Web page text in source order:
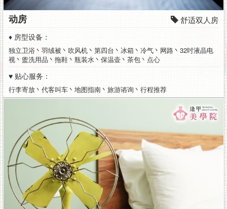
动房 舒适双人房
♦ 房型设备：
独立卫浴丶羽绒被丶吹风机丶第四台丶冰箱丶冷气丶网路丶32吋液晶电
视丶盥洗用品丶拖鞋丶瓶装水丶保温壶丶茶包丶点心
♥ 贴心服务：
行李寄放丶代客叫车丶地图指南丶旅游谘询丶行程推荐